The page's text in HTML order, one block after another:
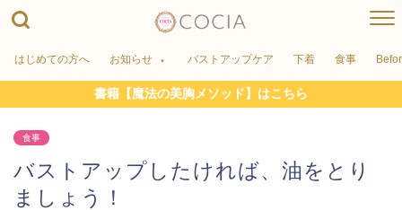
はじめての方へ お知らせ バストアップケア 下着 食事
書籍【魔法の美胸メソッド】はこちら
食事
バストアップしたければ、油をとり
ましょう！